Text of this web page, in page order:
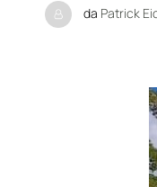
da Patrick